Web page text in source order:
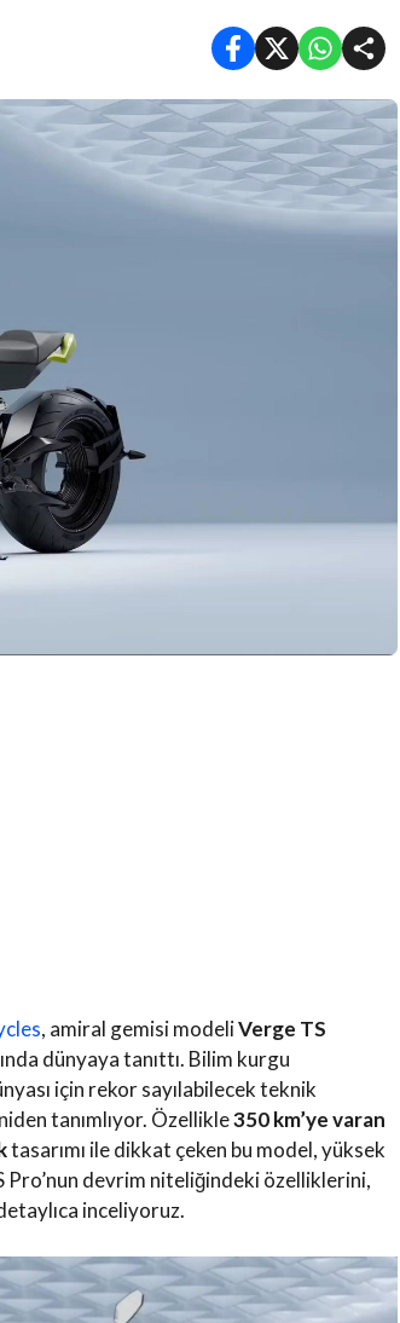
, amiral gemisi modeliVerge TS
dünyaya tanıttı. Bilim kurgu
için rekor sayılabilecek teknik
tanımlıyor. Özellikle350 km’ye varan
tasarımı ile dikkat çeken bu model, yüksek
devrim niteliğindeki özelliklerini,
inceliyoruz.